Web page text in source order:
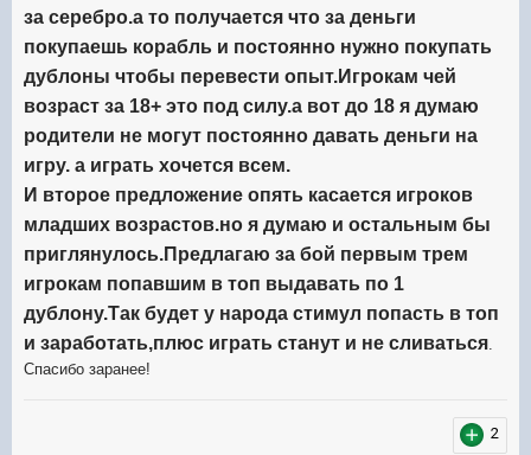
за серебро.а то получается что за деньги
покупаешь корабль и постоянно нужно покупать
дублоны чтобы перевести опыт.Игрокам чей
возраст за 18+ это под силу.а вот до 18 я думаю
родители не могут постоянно давать деньги на
игру. а играть хочется всем.
И второе предложение опять касается игроков
младших возрастов.но я думаю и остальным бы
приглянулось.Предлагаю за бой первым трем
игрокам попавшим в топ выдавать по 1
дублону.Так будет у народа стимул попасть в топ
и заработать,плюс играть станут и не сливаться.
Спасибо заранее!
2